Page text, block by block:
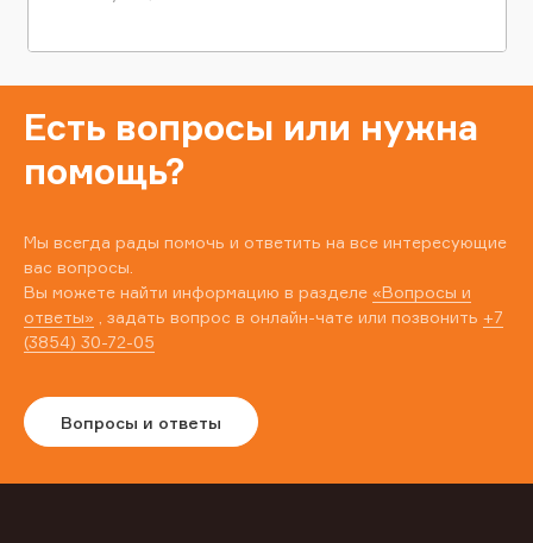
Есть вопросы или нужна
помощь?
Мы всегда рады помочь и ответить на все интересующие
вас вопросы.
Вы можете найти информацию в разделе «Вопросы и
ответы» , задать вопрос в онлайн-чате или позвонить +7
(3854) 30-72-05
Вопросы и ответы